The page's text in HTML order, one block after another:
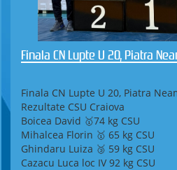
Finala CN Lupte U 20, Piatra
Finala CN Lupte U 20, Piatra
Rezultate CSU Craiova
Boicea David 🥇74 kg CSU
Mihalcea Florin 🥇 65 kg CSU
Ghindaru Luiza 🥉 59 kg CSU
Cazacu Luca loc IV 92 kg CSU